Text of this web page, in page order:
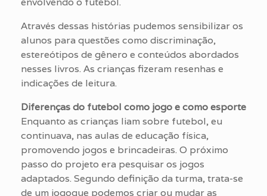
Através dessas histórias pudemos sensibilizar os
alunos para questões como discriminação,
estereótipos de gênero e conteúdos abordados
nesses livros. As crianças fizeram resenhas e
indicações de leitura.
Diferenças do futebol como jogo e como esporte
Enquanto as crianças liam sobre futebol, eu
continuava, nas aulas de educação física,
promovendo jogos e brincadeiras. O próximo
passo do projeto era pesquisar os jogos
adaptados. Segundo definição da turma, trata-se
de um jogoque podemos criar ou mudar as